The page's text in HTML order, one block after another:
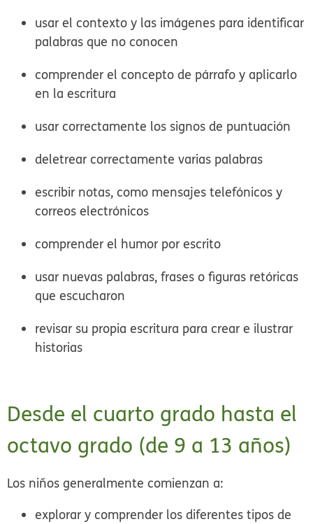
usar el contexto y las imágenes para identificar
palabras que no conocen
comprender el concepto de párrafo y aplicarlo
en la escritura
usar correctamente los signos de puntuación
deletrear correctamente varias palabras
escribir notas, como mensajes telefónicos y
correos electrónicos
comprender el humor por escrito
usar nuevas palabras, frases o figuras retóricas
que escucharon
revisar su propia escritura para crear e ilustrar
historias
Desde el cuarto grado hasta el
octavo grado (de 9 a 13 años)
Los niños generalmente comienzan a:
explorar y comprender los diferentes tipos de